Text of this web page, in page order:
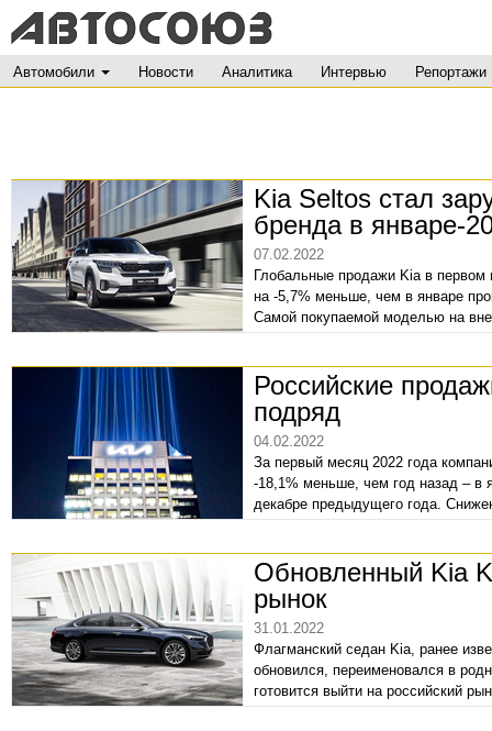
Автомобили Новости Аналитика Интервью Репортажи
Kia Seltos стал
бренда в январе-
07.02.2022
Глобальные продажи Kia в первом
на -5,7% меньше, чем в январе
Самой покупаемой моделью на
продажами 23 505 авто.
Российские
подряд
04.02.2022
За первый месяц 2022 года
-18,1% меньше, чем год назад – в
декабре предыдущего года.
к реализациям аналогичного
Обновленный Kia
рынок
31.01.2022
Флагманский седан Kia, ранее
обновился, переименовался в
готовится выйти на российский